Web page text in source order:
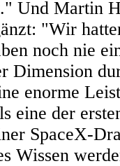
Und Martin
"Wir
noch nie
Dimension
enorme
eine der
SpaceX-
Wissen